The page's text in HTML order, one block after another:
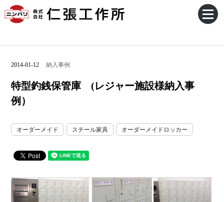
2014-01-12 納入事例
特型釣銭保管庫 (レジャー施設様納入事
例）
オーダーメイド スチール家具 オーダーメイドロッカー